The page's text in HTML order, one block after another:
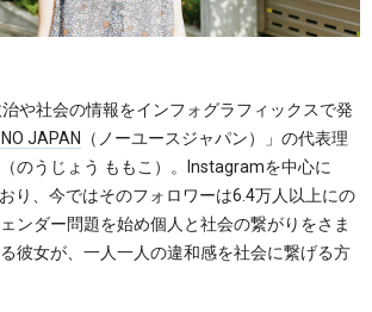
や社会の情報をインフォグラフィックスで発
JAPAN
（ノーユースジャパン）」の代表理
のうじょう ももこ）。Instagramを中心に
り、今ではそのフォロワーは6.4万人以上にの
ンダー問題を始め個人と社会の繋がりをさま
彼女が、一人一人の違和感を社会に繋げる方